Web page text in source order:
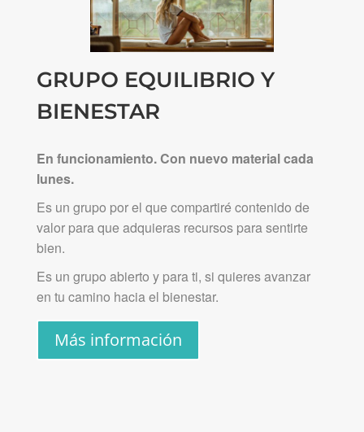
GRUPO EQUILIBRIO Y
BIENESTAR
En funcionamiento. Con nuevo material cada
lunes.
Es un grupo por el que compartiré contenido de
valor para que adquieras recursos para sentirte
bien.
Es un grupo abierto y para ti, si quieres avanzar
en tu camino hacia el bienestar.
Más información